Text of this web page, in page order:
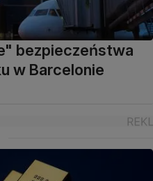
bezpieczeństwa
w Barcelonie